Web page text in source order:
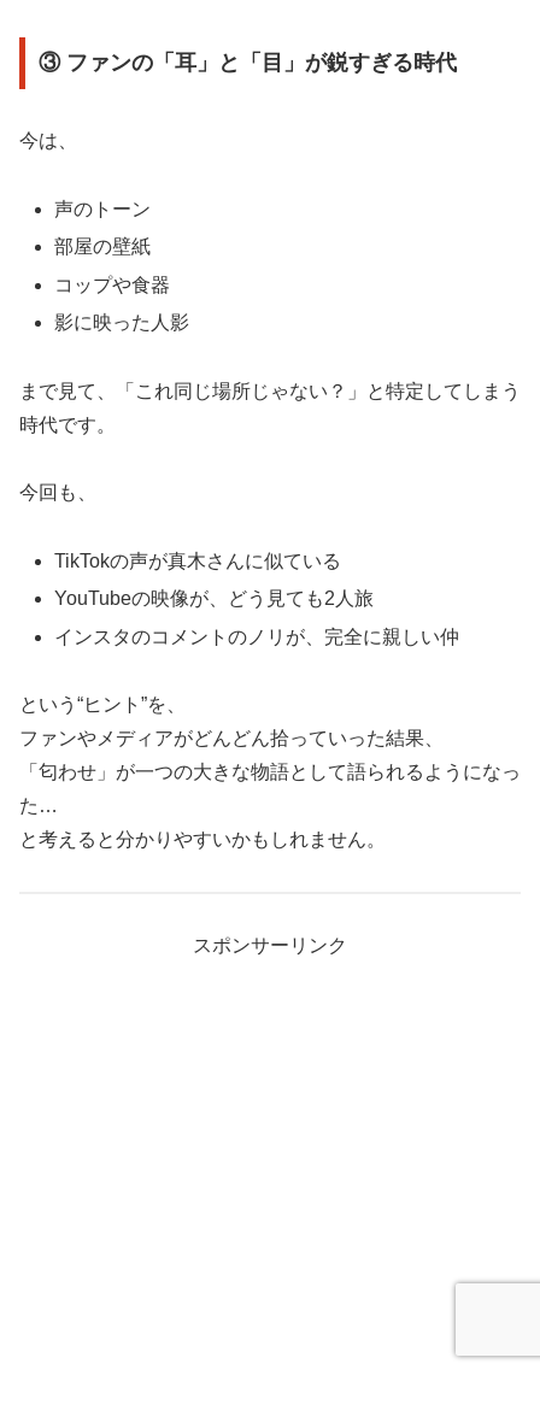
③ ファンの「耳」と「目」が鋭すぎる時代
今は、
声のトーン
部屋の壁紙
コップや食器
影に映った人影
まで見て、「これ同じ場所じゃない？」と特定してしまう
時代です。
今回も、
TikTokの声が真木さんに似ている
YouTubeの映像が、どう見ても2人旅
インスタのコメントのノリが、完全に親しい仲
という“ヒント”を、
ファンやメディアがどんどん拾っていった結果、
「匂わせ」が一つの大きな物語として語られるようになっ
た…
と考えると分かりやすいかもしれません。
スポンサーリンク